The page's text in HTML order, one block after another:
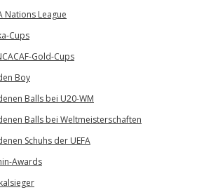
Nations League
Cups
Gold-Cups
Boy
Balls bei U20-WM
Balls bei Weltmeisterschaften
Schuhs der UEFA
Awards